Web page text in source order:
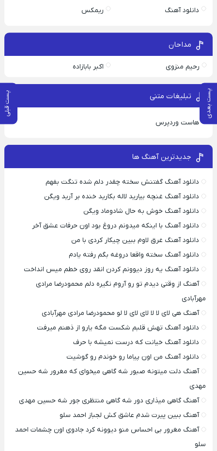
پست بعدی پست قبلی
دانلود آهنگ ریمکس
مداحان
رحیم منزوی اکبر بابازاده
تبلیغات متنی
هاست وردپرس
جدیدترین آهنگ ها
دانلود آهنگ گفتنش سخته چقدر دلم شده تنگت بفهم
دانلود آهنگ غنچه بیارید لاله بکارید خنده بر آرید ویگن
دانلود آهنگ خوش به حال شادوماد ویگن
دانلود آهنگ با اینکه میدونم دروغ بود اون حرفات عشق آخر
دانلود آهنگ غرق لاوم ببین چیکار کردی با من
دانلود آهنگ سخته واقعا دروغه بگم رفته یادم
دانلود آهنگ یه روز دیوونم کردن انقد روی خطم میس انداخت
آهنگ از وقتی دیدم تو رو آروم نگیره دلم محمودرضا مرادی
مهرآبادی
آهنگ هی لای لا لا لای لای لا لو محمودرضا مرادی مهرآبادی
دانلود آهنگ تهش قلبم شکست مگه یارو از ذهنم میرفت
دانلود آهنگ خیانت که درست نمیشه با حرف
دانلود آهنگ من اون پیاما رو خوندم رو گوشیت
آهنگ دلت میتونه صبور شه گاهی میخوای که مغرور شه حسین
مهدی
آهنگ گاهی میذاری دور شه گاهی منتظری جور شه حسین مهدی
آهنگ ببین پیرت شدم عاشق کش لجباز احمد سلو
آهنگ مغرور بی احساس منو دیوونه کرد جادوی اون چشمات احمد
سلو